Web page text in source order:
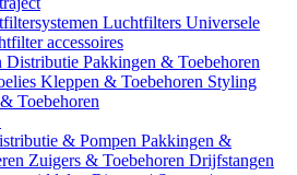
Luchtfilters Universele
accessoires
Distributie Pakkingen & Toebehoren
Kleppen & Toebehoren Styling
Toebehoren
& Pompen Pakkingen &
Zuigers & Toebehoren Drijfstangen